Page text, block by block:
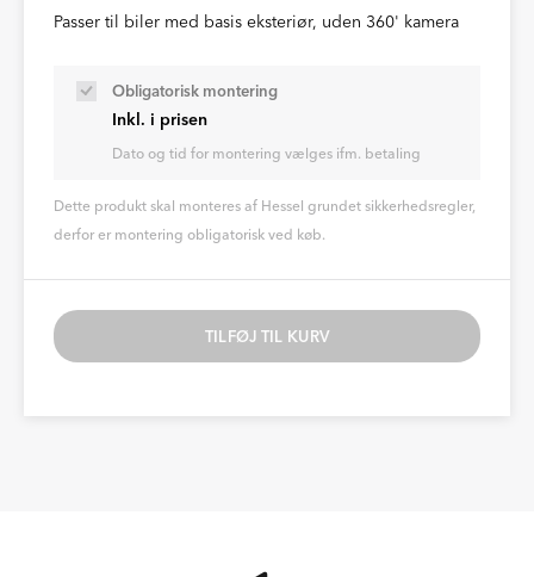
Passer til biler med basis eksteriør, uden 360' kamera
Obligatorisk montering
Inkl. i prisen
Dato og tid for montering vælges ifm. betaling
Dette produkt skal monteres af Hessel grundet sikkerhedsregler,
derfor er montering obligatorisk ved køb.
TILFØJ TIL KURV